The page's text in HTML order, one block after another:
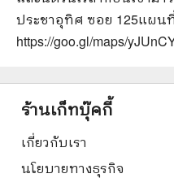
ประชาอุทิศ ซอย 125แผน
https://goo.gl/maps/
ร้านเก็ทบุ๊คกี้
เกี่ยวกับเรา
นโยบายทางธุรกิจ